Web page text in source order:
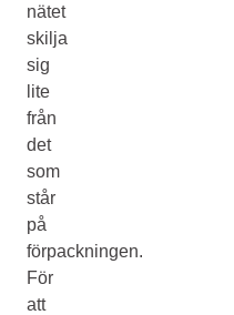
nätet
skilja
sig
lite
från
det
som
står
på
förpackningen.
För
att